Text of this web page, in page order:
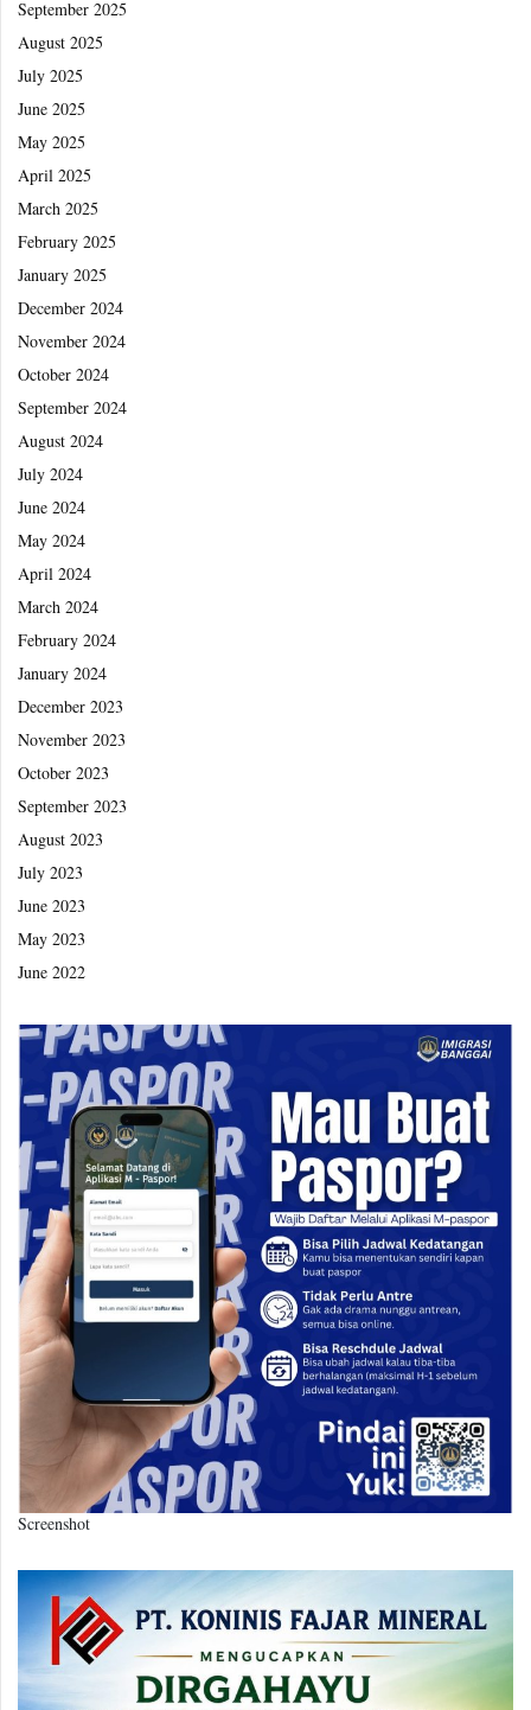
September 2025
August 2025
July 2025
June 2025
May 2025
April 2025
March 2025
February 2025
January 2025
December 2024
November 2024
October 2024
September 2024
August 2024
July 2024
June 2024
May 2024
April 2024
March 2024
February 2024
January 2024
December 2023
November 2023
October 2023
September 2023
August 2023
July 2023
June 2023
May 2023
June 2022
Screenshot